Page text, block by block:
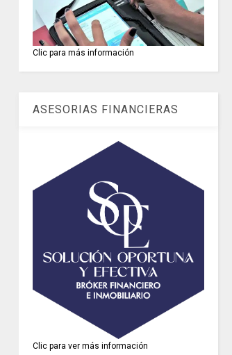
Clic para más información
ASESORIAS FINANCIERAS
Clic para ver más información